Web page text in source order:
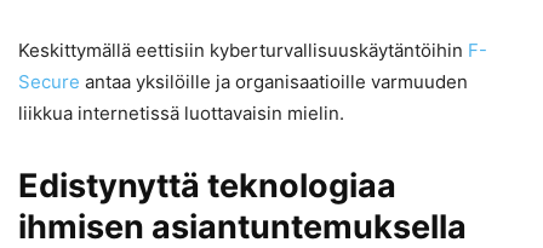
Keskittymällä eettisiin kyberturvallisuuskäytäntöihin F-
Secure antaa yksilöille ja organisaatioille varmuuden
liikkua internetissä luottavaisin mielin.
Edistynyttä teknologiaa
ihmisen asiantuntemuksella